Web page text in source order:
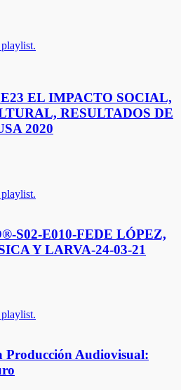
EL IMPACTO SOCIAL,
RESULTADOS DE
2020
S02-E010-FEDE LÓPEZ,
Y LARVA-24-03-21
Audiovisual: